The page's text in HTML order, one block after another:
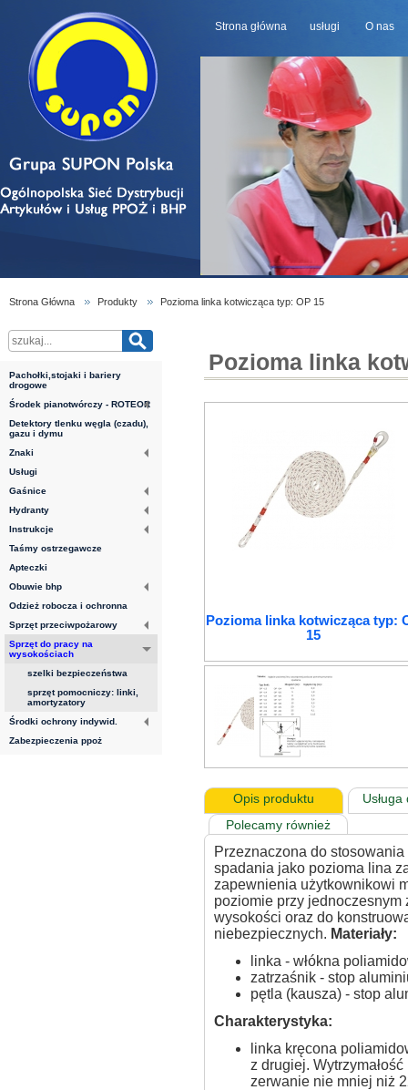
Strona główna usługi O nas
Strona Główna Produkty Pozioma linka kotwicząca typ: OP 15
Pachołki,stojaki i bariery
drogowe
Środek pianotwórczy - ROTEOR
Detektory tlenku węgla (czadu),
gazu i dymu
Znaki
Usługi
Gaśnice
Hydranty
Instrukcje
Taśmy ostrzegawcze
Apteczki
Obuwie bhp
Odzież robocza i ochronna
Sprzęt przeciwpożarowy
Sprzęt do pracy na
wysokościach
szelki bezpieczeństwa
sprzęt pomocniczy: linki,
amortyzatory
Środki ochrony indywid.
Zabezpieczenia ppoż
Pozioma linka
Pozioma linka kotwicząca typ:
15
Opis produktu
Polecamy również
Przeznaczona do
spadania jako pozioma lina
zapewnienia użytkownikowi
poziomie przy
wysokości oraz do
niebezpiecznych. Materiały:
linka - włókna
zatrzaśnik - stop
pętla (kausza) - stop
Charakterystyka:
linka kręcona
z drugiej.
zerwanie nie mniej niż